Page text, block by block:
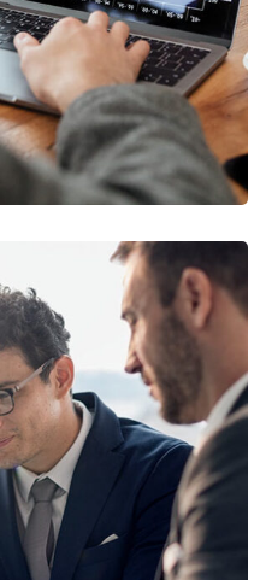
STRATEGY
Plan